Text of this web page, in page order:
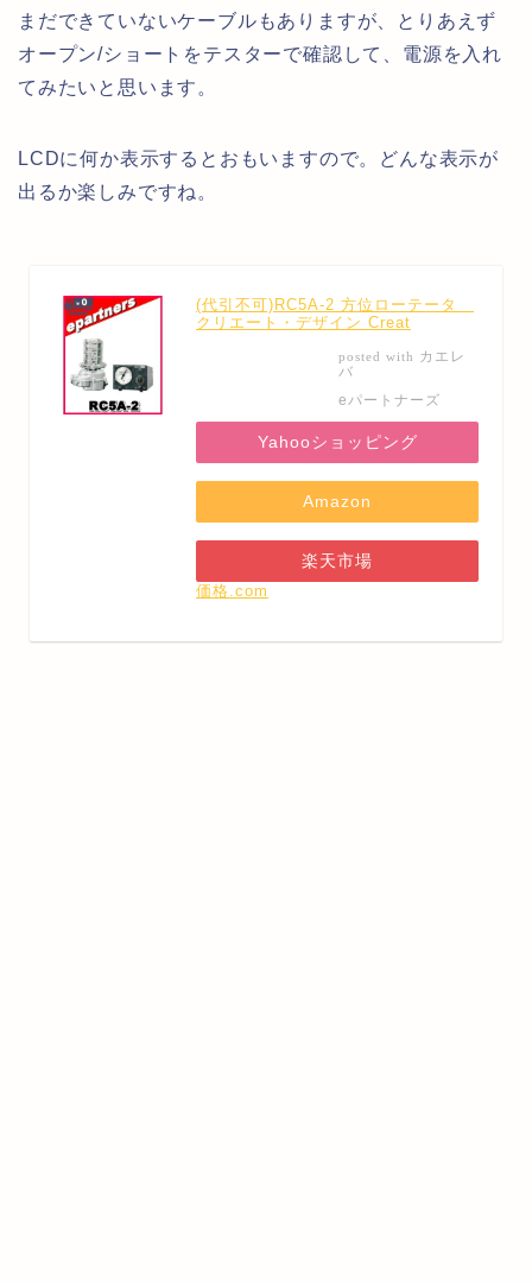
まだできていないケーブルもありますが、とりあえず
オープン/ショートをテスターで確認して、電源を入れ
てみたいと思います。
LCDに何か表示するとおもいますので。どんな表示が
出るか楽しみですね。
(代引不可)RC5A-2 方位ローテータ
クリエート・デザイン Creat
posted with カエレ
バ
eパートナーズ
Yahooショッピング
Amazon
楽天市場
価格.com